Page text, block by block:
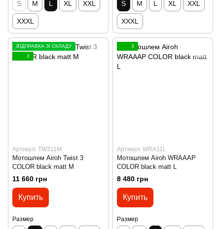
S M L XL XXL
XXXL
S M L XL XXL
XXXL
ВІДПРАВКА ЗІ СКЛАДУ
3
Артикул: TW311M
Мотошлем Airoh Twist 3
COLOR black matt M
11 660 грн
Купить
Размер
3
Артикул: WRA11L
Мотошлем Airoh WRAAAP
COLOR black matt L
8 480 грн
Купить
Размер